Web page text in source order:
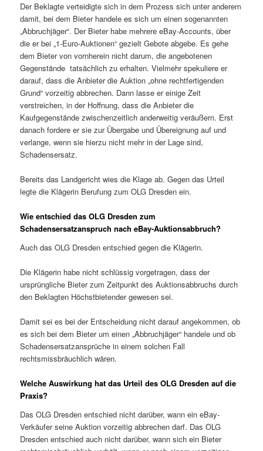
Der Beklagte verteidigte sich in dem Prozess sich unter anderem
damit, bei dem Bieter handele es sich um einen sogenannten
„Abbruchjäger“. Der Bieter habe mehrere eBay-Accounts, über
die er bei „1-Euro-Auktionen“ gezielt Gebote abgebe. Es gehe
dem Bieter von vornherein nicht darum, die angebotenen
Gegenstände tatsächlich zu erhalten. Vielmehr spekuliere er
darauf, dass die Anbieter die Auktion „ohne rechtfertigenden
Grund“ vorzeitig abbrechen. Dann lasse er einige Zeit
verstreichen, in der Hoffnung, dass die Anbieter die
Kaufgegenstände zwischenzeitlich anderweitig veräußern. Erst
danach fordere er sie zur Übergabe und Übereignung auf und
verlange, wenn sie hierzu nicht mehr in der Lage sind,
Schadensersatz.
Bereits das Landgericht wies die Klage ab. Gegen das Urteil
legte die Klägerin Berufung zum OLG Dresden ein.
Wie entschied das OLG Dresden zum
Schadensersatzanspruch nach eBay-Auktionsabbruch?
Auch das OLG Dresden entschied gegen die Klägerin.
Die Klägerin habe nicht schlüssig vorgetragen, dass der
ursprüngliche Bieter zum Zeitpunkt des Auktionsabbruchs durch
den Beklagten Höchstbietender gewesen sei.
Damit sei es bei der Entscheidung nicht darauf angekommen, ob
es sich bei dem Bieter um einen „Abbruchjäger“ handele und ob
Schadensersatzansprüche in einem solchen Fall
rechtsmissbräuchlich wären.
Welche Auswirkung hat das Urteil des OLG Dresden auf die
Praxis?
Das OLG Dresden entschied nicht darüber, wann ein eBay-
Verkäufer seine Auktion vorzeitig abbrechen darf. Das OLG
Dresden entschied auch nicht darüber, wann sich ein Bieter